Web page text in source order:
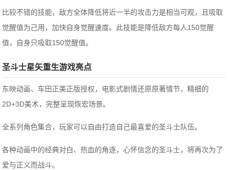
比较不错的技能，敌方全体降低将近一半的攻击力是相当可观，且吸取
觉醒值为己用，加快自身觉醒速度。此技能是降低敌方每人150觉醒
值，自身只吸取150觉醒值。
圣斗士星矢重生游戏亮点
东映动画、车田正美正版授权，电影式剧情还原原著情节，精细的
2D+3D美术，完整呈现恢宏场景。
全系列角色集合，玩家可以自由打造自己最喜爱的圣斗士队伍。
各种动画中的经典对白、热血的角逐，心怀信念的圣斗士，将再次为了
爱与正义而战斗。